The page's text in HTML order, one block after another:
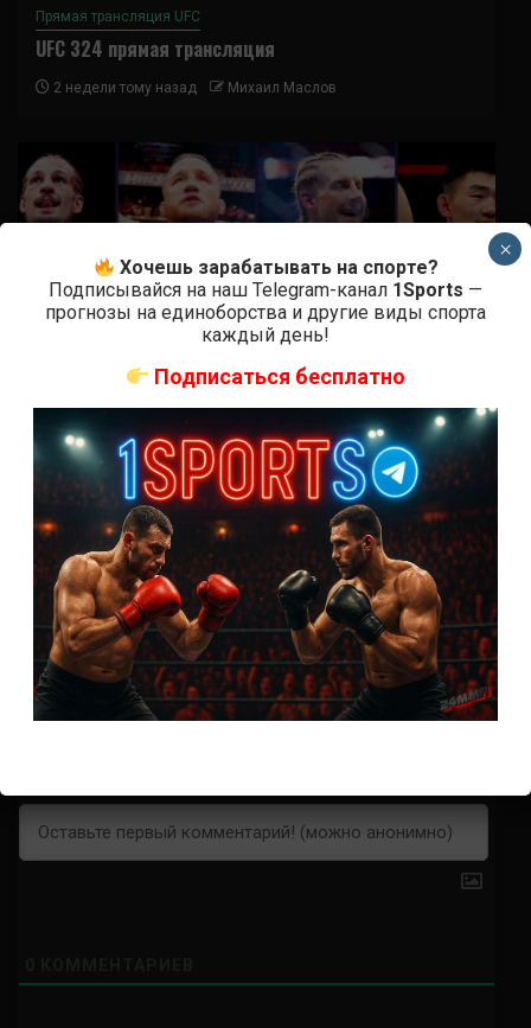
Прямая трансляция UFC
UFC 324 прямая трансляция
2 недели тому назад Михаил Маслов
Прямая трансляция UFC
Марафон боев UFC 324 прямая трансляция
2 недели тому назад Михаил Маслов
Хочешь зарабатывать на спорте?
Подписывайся на наш Telegram-канал 1Sports —
прогнозы на единоборства и другие виды спорта
каждый день!
Подписаться бесплатно
×